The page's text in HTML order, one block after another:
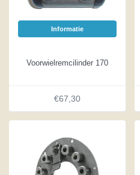
Informatie
Voorwielremcilinder 170
€67,30